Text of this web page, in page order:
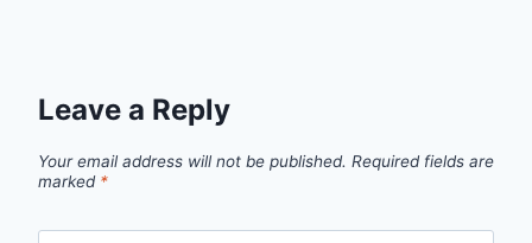
Leave a Reply
Your email address will not be published. Required fields are
marked *